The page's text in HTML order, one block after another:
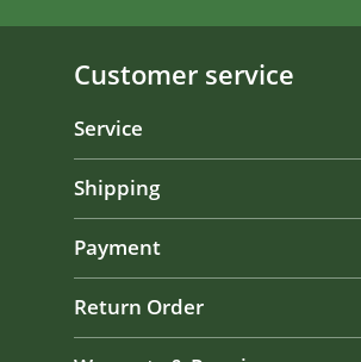
Customer service
Service
Shipping
Payment
Return Order